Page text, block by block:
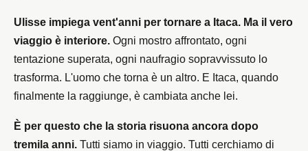
Ulisse impiega vent'anni per tornare a Itaca. Ma il vero
viaggio è interiore. Ogni mostro affrontato, ogni
tentazione superata, ogni naufragio sopravvissuto lo
trasforma. L'uomo che torna è un altro. E Itaca, quando
finalmente la raggiunge, è cambiata anche lei.
È per questo che la storia risuona ancora dopo
tremila anni. Tutti siamo in viaggio. Tutti cerchiamo di